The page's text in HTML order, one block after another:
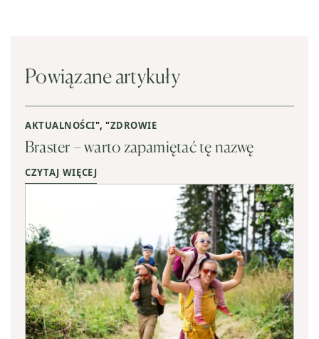
Powiązane artykuły
AKTUALNOŚCI", "ZDROWIE
Braster – warto zapamiętać tę nazwę
CZYTAJ WIĘCEJ